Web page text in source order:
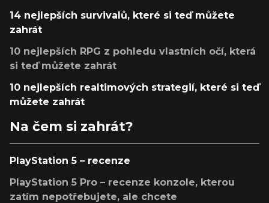
14 nejlepších survivalů, které si teď můžete
zahrát
10 nejlepších RPG z pohledu vlastních očí, která
si teď můžete zahrát
10 nejlepších realtimových strategií, které si teď
můžete zahrát
Na čem si zahrát?
PlayStation 5 – recenze
PlayStation 5 Pro – recenze konzole, kterou
zatím nepotřebujete, ale chcete